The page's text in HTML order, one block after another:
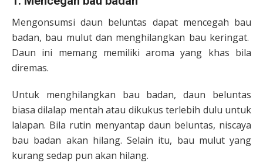
Mengonsumsi daun beluntas dapat mencegah bau
badan, bau mulut dan menghilangkan bau keringat.
Daun ini memang memiliki aroma yang khas bila
diremas.
Untuk menghilangkan bau badan, daun beluntas
biasa dilalap mentah atau dikukus terlebih dulu untuk
lalapan. Bila rutin menyantap daun beluntas, niscaya
bau badan akan hilang. Selain itu, bau mulut yang
kurang sedap pun akan hilang.